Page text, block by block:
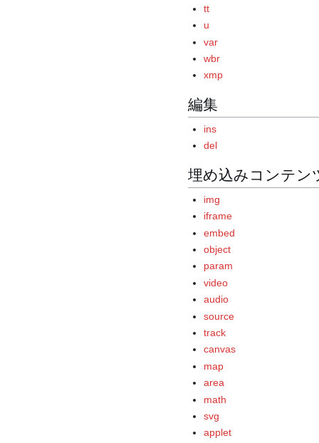
tt
u
var
wbr
xmp
編集
ins
del
埋め込みコンテン
img
iframe
embed
object
param
video
audio
source
track
canvas
map
area
math
svg
applet